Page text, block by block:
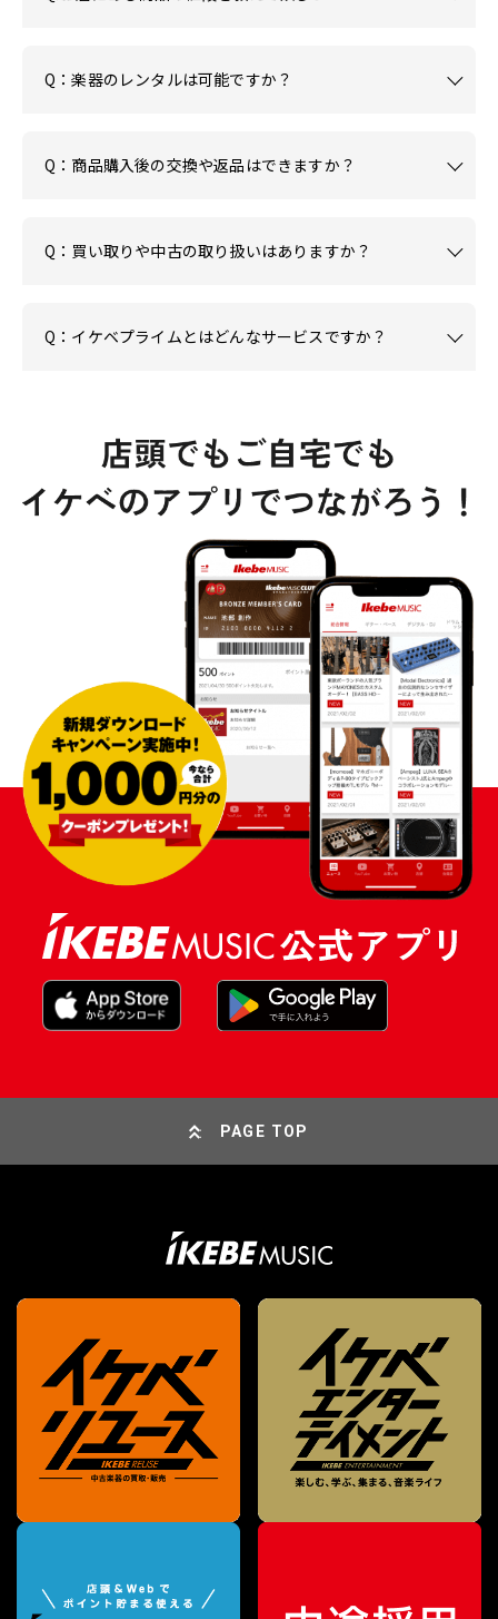
Q：楽器のレンタルは可能ですか？
Q：商品購入後の交換や返品はできますか？
Q：買い取りや中古の取り扱いはありますか？
Q：イケベプライムとはどんなサービスですか？
PAGE TOP